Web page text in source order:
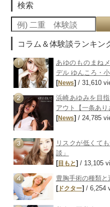
検索
コラム＆体験談ランキン
あゆのものまね
デル ゆんころ・
[News]/ 31,610
浜崎あゆみを目
アウト【一条あり
[News]/ 24,785
リスクが低くて
談」
[目もと]/ 13,105
豊胸手術の種類と
[ドクター]/ 6,254